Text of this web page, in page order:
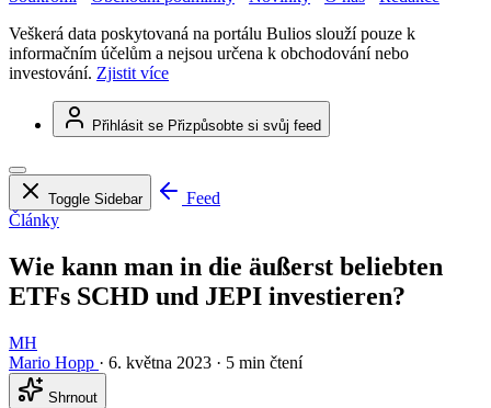
Veškerá data poskytovaná na portálu Bulios slouží pouze k
informačním účelům a nejsou určena k obchodování nebo
investování. Zjistit více
Přihlásit se Přizpůsobte si svůj feed
Toggle Sidebar
Feed
Články
Wie kann man in die äußerst beliebten
ETFs SCHD und JEPI investieren?
MH
Mario Hopp · 6. května 2023 · 5 min čtení
Shrnout